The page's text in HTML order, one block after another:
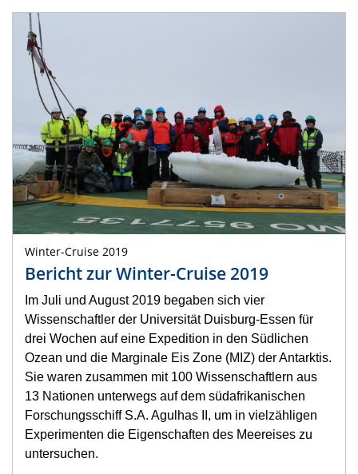
Winter-Cruise 2019
Bericht zur Winter-Cruise 2019
Im Juli und August 2019 begaben sich vier
Wissenschaftler der Universität Duisburg-Essen für
drei Wochen auf eine Expedition in den Südlichen
Ozean und die Marginale Eis Zone (MIZ) der Antarktis.
Sie waren zusammen mit 100 Wissenschaftlern aus
13 Nationen unterwegs auf dem südafrikanischen
Forschungsschiff S.A. Agulhas II, um in vielzähligen
Experimenten die Eigenschaften des Meereises zu
untersuchen.